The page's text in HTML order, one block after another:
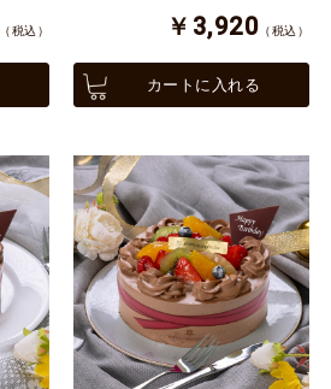
（税込） ￥3,920 （税込）
カートに入れる